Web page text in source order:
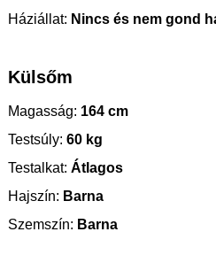
Háziállat: Nincs és nem gond
Külsőm
Magasság: 164 cm
Testsúly: 60 kg
Testalkat: Átlagos
Hajszín: Barna
Szemszín: Barna